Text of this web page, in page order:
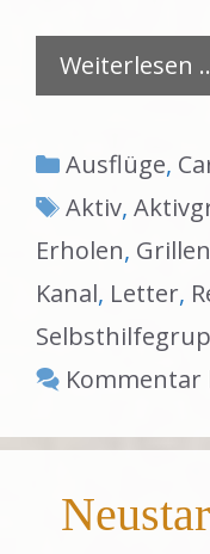
Weiterlesen
Kategorien
Ausflüge,
Aktiv,
Erholen, Grillen
Kanal, Letter,
Kommentar